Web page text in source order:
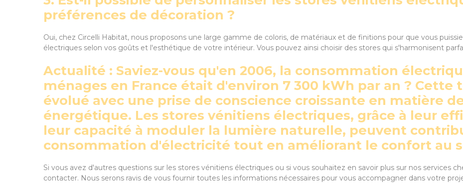
préférences de décoration ?
Oui, chez Circelli Habitat, nous proposons une large gamme de coloris, de matériaux et de finitions pour que vous
électriques selon vos goûts et l'esthétique de votre intérieur. Vous pouvez ainsi choisir des stores qui s'harmonisent
Actualité : Saviez-vous qu'en 2006, la consommation
ménages en France était d'environ 7 300 kWh par an ? Cette
évolué avec une prise de conscience croissante en matière
énergétique. Les stores vénitiens électriques, grâce à leur
leur capacité à moduler la lumière naturelle, peuvent
consommation d'électricité tout en améliorant le confort au
Si vous avez d'autres questions sur les stores vénitiens électriques ou si vous souhaitez en savoir plus sur nos services
contacter. Nous serons ravis de vous fournir toutes les informations nécessaires pour vous accompagner dans votre